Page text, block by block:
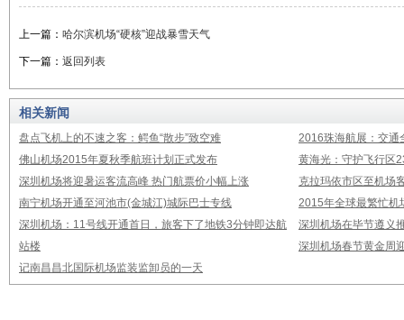
上一篇： 哈尔滨机场“硬核”迎战暴雪天气
下一篇： 返回列表
相关新闻
盘点飞机上的不速之客：鳄鱼“散步”致空难
2016珠海航展：交通
佛山机场2015年夏秋季航班计划正式发布
黄海光：守护飞行区
深圳机场将迎暑运客流高峰 热门航票价小幅上涨
克拉玛依市区至机场
南宁机场开通至河池市(金城江)城际巴士专线
2015年全球最繁忙机
深圳机场：11号线开通首日，旅客下了地铁3分钟即达航
站楼
深圳机场在毕节遵义
深圳机场春节黄金周
记南昌昌北国际机场监装监卸员的一天